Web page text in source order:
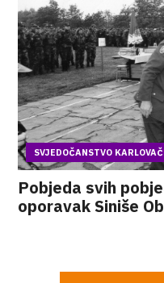
SVJEDOČANSTVO
Pobjeda svih
oporavak Siniše